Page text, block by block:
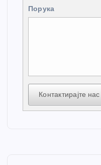
Порука
Контактирајте нас